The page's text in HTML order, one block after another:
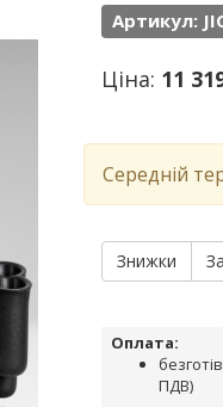
Артикул:
Ціна: 11
Середній
Знижки
Оплата:
ПДВ)